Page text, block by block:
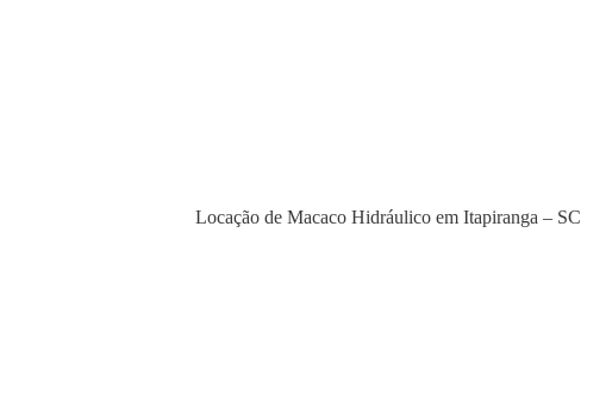
Locação de Macaco Hidráulico em Itapiranga – SC